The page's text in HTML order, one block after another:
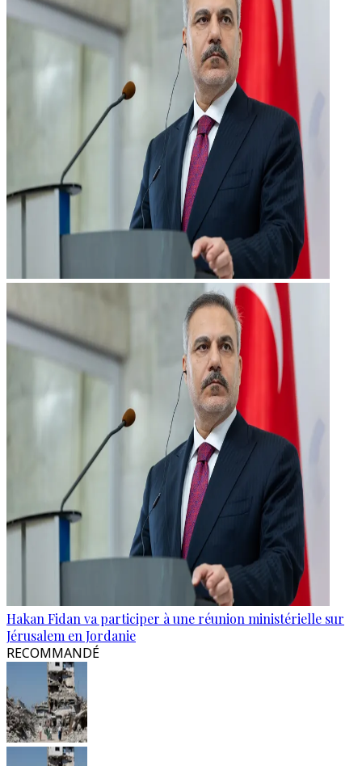
Hakan Fidan va participer à une réunion ministérielle sur
Jérusalem en Jordanie
RECOMMANDÉ